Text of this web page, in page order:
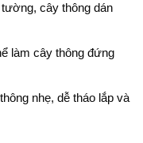
cây thông dán
làm cây thông đứng
nhẹ, dễ tháo lắp và